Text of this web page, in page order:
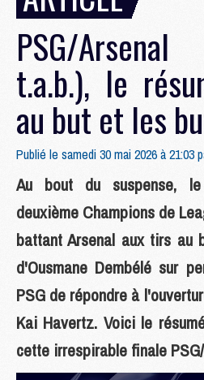
PSG/
t.a.b.), le
au but et les
Publié le samedi 30 mai 2026 à 21:03
Au bout du suspense,
deuxième Champions de
battant Arsenal aux tirs au
d'Ousmane Dembélé sur
PSG de répondre à
Kai Havertz. Voici le
cette irrespirable finale